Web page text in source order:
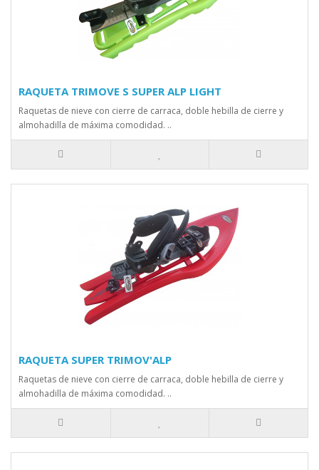
RAQUETA TRIMOVE S SUPER ALP LIGHT
Raquetas de nieve con cierre de carraca, doble hebilla de cierre y
almohadilla de máxima comodidad. ..
RAQUETA SUPER TRIMOV'ALP
Raquetas de nieve con cierre de carraca, doble hebilla de cierre y
almohadilla de máxima comodidad. ..